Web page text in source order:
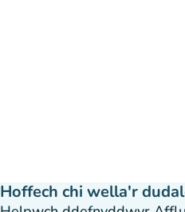
Hoffech chi wella'r